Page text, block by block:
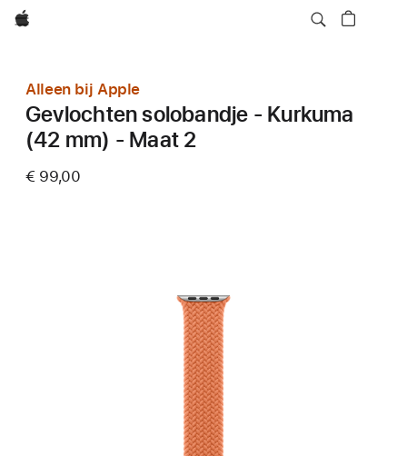
Apple
Alleen bij Apple
Gevlochten solobandje - Kurkuma
(42 mm) - Maat 2
€ 99,00